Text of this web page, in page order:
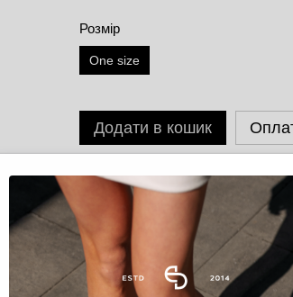
Розмір
One size
Додати в кошик
MONO ЧАСТИНАМИ
5 платежів по 390.00 грн